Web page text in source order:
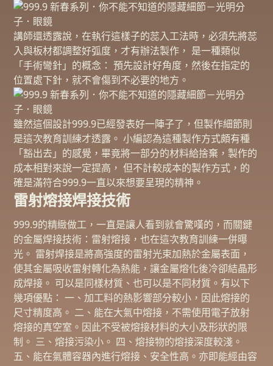
講師還透露說，在執行這樣子的蕊入工法時，必須先將蕊
入與板材都調整好弧度，才有辦法製作， 是一種類似
「手術彎針」的概念： 預先設計好角度，然後在指定的
位置處下針，就不會傷到不必要的地方。
雖然這個設計999.9已經發表好一陣子了，但製作細節則
是這次教育訓練才透露。 小編認為這種製作方式頗有種
「豁出去」的感覺，畢竟將一部分的材料給捨棄，製作的
成本相對來說一定提高， 但不計較成本的製作方式，的
確是滿符合999.9一直以來想要呈現的精神。
雷射熔接焊接技術
999.9的精緻做工，一直是讓人看到就會驚嘆的，而關鍵
的金屬焊接技術：雷射熔接，也在這次教育訓練一併曝
光。 雷射焊接是將高強度的雷射光束加熱於金屬表面，
使其金屬吸收雷射轉化為熱能，讓金屬熔化後冷卻結晶形
成焊接。 可以是同樣材質、也可以是不同材質。有以下
幾項優點： 一、加工料的熱影響部分較小，因此熔接的
尺寸精度高。 二、能在大氣中熔接，不需使用電子放射
熔接的真空室。因此不受被熔接材料的大小及形狀的限
制。 三、熔接污染小。 四、熔接物的熔接深度較淺。
五、能在氣體容器內進行熔接、安全性高。亦即能經由容